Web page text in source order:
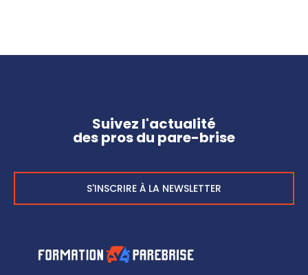
Suivez l'actualité
des pros du pare-brise
S'INSCRIRE À LA NEWSLETTER